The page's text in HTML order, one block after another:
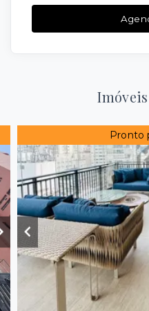
Pronto